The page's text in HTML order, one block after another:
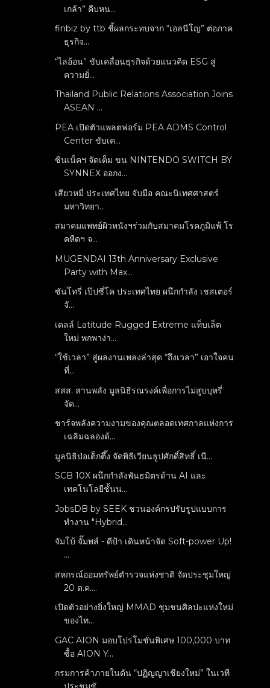
เกล้า” คืบหน...
finbiz by ttb ชี้ผลกระทบจาก “เอลนีโญ” ต่อภาค
ธุรกิจ...
“ไลอ้อน” ขับเคลื่อนธุรกิจด้วยแนวคิด ESG สู่
ความยั่...
Thailand Public Relations Association Joins
ASEAN ...
PEA เปิดตัวแพลตฟอร์ม PEA ADMS Control
Center ขับเค...
ซินเน็คฯ จัดเต็ม ขน NINTENDO SWITCH BY
SYNNEX ออกง...
เสียวหมี่ ประเทศไทย จับมือ คณะนิเทศศาสตร์
มหาวิทยา...
สมาคมแพทย์ผิวหนังฯร่วมกับสมาคมโรคภูมิแพ้ โร
คหืดฯ จ...
MUGENDAI 13th Anniversary Exclusive
Party with Max...
ซันโทรี่ เป๊ปซี่โค ประเทศไทย ผนึกกำลัง เชสเตอร์
จั...
เดลล์ Latitude Rugged Extreme แท็บเล็ต
ใหม่ พกพาง่า...
“ใช้เวลา” สู่ผลงานเพลงล่าสุด “ถึงเวลา” เอาใจคน
ที่...
สสส. สานพลัง มูลนิธิรณรงค์เพื่อการไม่สูบบุหรี่
จัด...
ชาร์จพลังความงามของคุณตลอดเทศกาลแห่งการ
เฉลิมฉลองด้...
มูลนิธิป่อเต็กตึ๊ง จัดพิธีเวียนธูปศักดิ์สิทธิ์ เนื...
SCB 10X ผนึกกำลังพันธมิตรด้าน AI และ
เทคโนโลยีชั้นน...
JobsDB by SEEK ชวนองค์กรปรับรูปแบบการ
ทำงาน "Hybrid...
จัมโบ้ จั๊มพส์ - ดีป้า เดินหน้าจัด Soft-power Up!
...
สหกรณ์ออมทรัพย์ตำรวจแห่งชาติ จัดประชุมใหญ่
20 ต.ค....
เปิดตัวอย่างยิ่งใหญ่ MMAD ชุมชนศิลปะแห่งใหม่
ของไท...
GAC AION มอบโปรโมชั่นพิเศษ 100,000 บาท
ซื้อ AION Y...
กรมการค้าภายในดัน “ปฏิญญาเชียงใหม่” ในเวที